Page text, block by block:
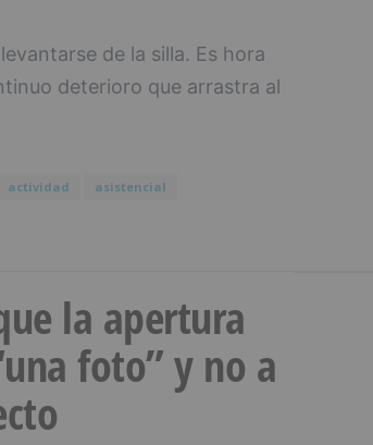
de la silla. Es hora
deterioro que arrastra al
actividad
asistencial
la apertura
foto” y no a